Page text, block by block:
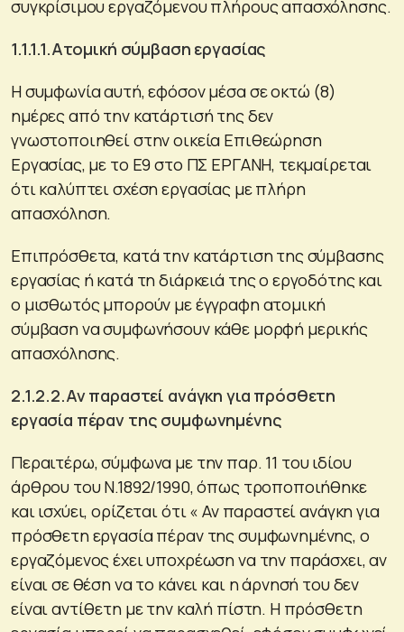
συγκρίσιμου εργαζόμενου πλήρους απασχόλησης.
1.1.1.1.Ατομική σύμβαση εργασίας
Η συμφωνία αυτή, εφόσον μέσα σε οκτώ (8)
ημέρες από την κατάρτισή της δεν
γνωστοποιηθεί στην οικεία Επιθεώρηση
Εργασίας, με το Ε9 στο ΠΣ ΕΡΓΑΝΗ, τεκμαίρεται
ότι καλύπτει σχέση εργασίας με πλήρη
απασχόληση.
Επιπρόσθετα, κατά την κατάρτιση της σύμβασης
εργασίας ή κατά τη διάρκειά της ο εργοδότης και
ο μισθωτός μπορούν με έγγραφη ατομική
σύμβαση να συμφωνήσουν κάθε μορφή μερικής
απασχόλησης.
2.1.2.2.Αν παραστεί ανάγκη για πρόσθετη
εργασία πέραν της συμφωνημένης
Περαιτέρω, σύμφωνα με την παρ. 11 του ιδίου
άρθρου του Ν.1892/1990, όπως τροποποιήθηκε
και ισχύει, ορίζεται ότι « Αν παραστεί ανάγκη για
πρόσθετη εργασία πέραν της συμφωνημένης, ο
εργαζόμενος έχει υποχρέωση να την παράσχει, αν
είναι σε θέση να το κάνει και η άρνησή του δεν
είναι αντίθετη με την καλή πίστη. Η πρόσθετη